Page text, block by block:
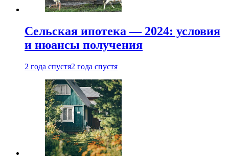
Сельская ипотека — 2024: условия
и нюансы получения
2 года спустя2 года спустя